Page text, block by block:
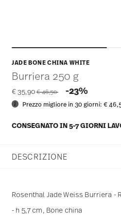
JADE BONE CHINA WHITE
Burriera 250 g
€ 35,90 Price reduced from
€ 46,50 -23%
Prezzo migliore in 30 giorni:€
CONSEGNATO IN 5-7 GIORNI
DESCRIZIONE
Rosenthal Jade Weiss Burriera -
- h 5,7 cm, Bone china